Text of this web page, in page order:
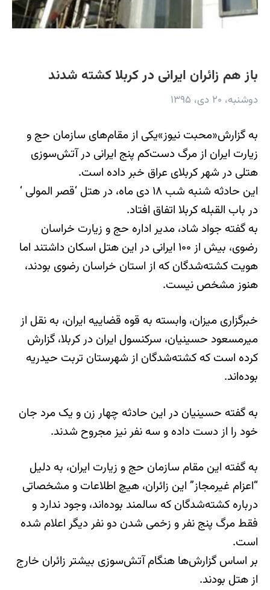
باز هم زائران ایرانی در کربلا کشته شدند
دوشنبه، ۲۰ دی، ۱۳۹۵
به گزارش«محبت نیوز»یکی از مقام‌های سازمان حج و
زیارت ایران از مرگ دست‌کم پنج ایرانی در آتش‌سوزی
هتلی در شهر کربلای عراق خبر داده‌ است.
این حادثه شنبه شب ۱۸ دی ماه، در هتل ‘قصر المولی ‘
در باب القبله کربلا اتفاق افتاد.
به گفته جواد شاد، مدیر اداره حج و زیارت خراسان
رضوی، بیش از ۱۰۰ ایرانی در این هتل اسکان داشتند اما
هویت کشته‌شدگان که از استان خراسان رضوی بودند،
هنوز مشخص نیست.
خبرگزاری میزان، وابسته به قوه قضاییه ایران، به نقل از
میرمسعود حسینیان، سرکنسول ایران در کربلا، گزارش
کرده است که کشته‌شدگان از شهرستان تربت حیدریه
بوده‌اند.
به گفته حسینیان در این حادثه چهار زن و یک مرد جان
خود را از دست داده و سه نفر نیز مجروح شدند.
به گفته این مقام سازمان حج و زیارت ایران، به دلیل
“اعزام غیرمجاز” این زائران، هیچ اطلاعات و مشخصاتی
درباره کشته‌شدگان که سالمند بوده‌اند، وجود ندارد و
فقط مرگ پنج نفر و زخمی شدن دو نفر دیگر اعلام شده
است.
بر اساس گزارش‌ها هنگام آتش‌سوزی بیشتر زائران خارج
از هتل بودند.